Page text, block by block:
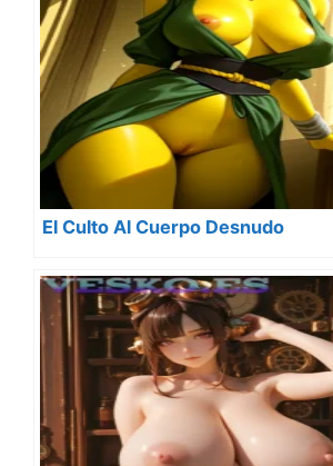
El Culto Al Cuerpo Desnudo